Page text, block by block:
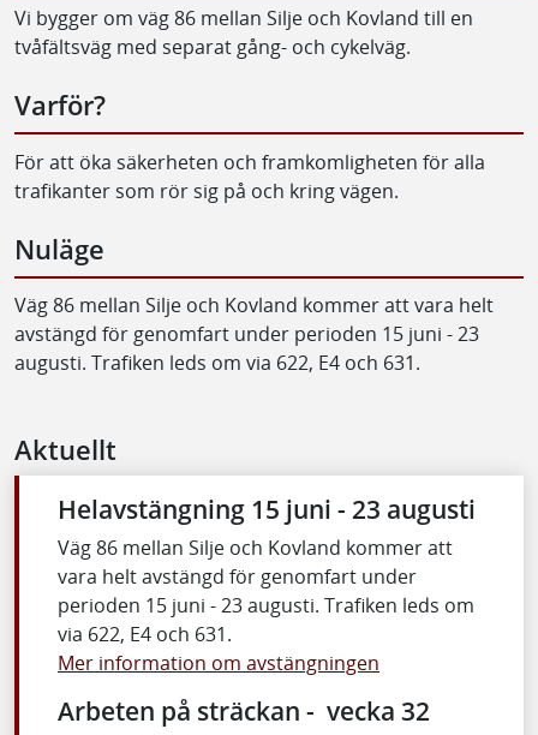
Vi bygger om väg 86 mellan Silje och Kovland till en
tvåfältsväg med separat gång- och cykelväg.
Varför?
För att öka säkerheten och framkomligheten för alla
trafikanter som rör sig på och kring vägen.
Nuläge
Väg 86 mellan Silje och Kovland kommer att vara helt
avstängd för genomfart under perioden 15 juni - 23
augusti. Trafiken leds om via 622, E4 och 631.
Aktuellt
Helavstängning 15 juni - 23 augusti
Väg 86 mellan Silje och Kovland kommer att
vara helt avstängd för genomfart under
perioden 15 juni - 23 augusti. Trafiken leds om
via 622, E4 och 631.
Mer information om avstängningen
Arbeten på sträckan - vecka 32